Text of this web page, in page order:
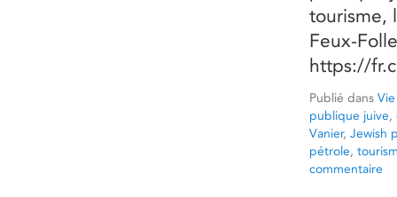
tourisme,
Feux-
https://
Publié dans
publique juive,
Vanier, Jewish
pétrole,
commentaire